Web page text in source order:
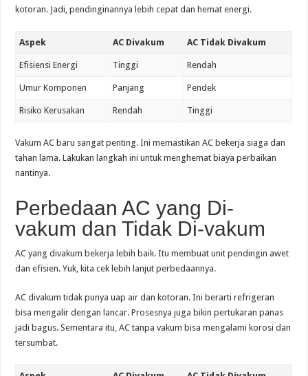
kotoran. Jadi, pendinginannya lebih cepat dan hemat energi.
Aspek AC Divakum AC Tidak Divakum
Efisiensi Energi Tinggi Rendah
Umur Komponen Panjang Pendek
Risiko Kerusakan Rendah Tinggi
Vakum AC baru sangat penting. Ini memastikan AC bekerja siaga dan
tahan lama. Lakukan langkah ini untuk menghemat biaya perbaikan
nantinya.
Perbedaan AC yang Di-
vakum dan Tidak Di-vakum
AC yang divakum bekerja lebih baik. Itu membuat unit pendingin awet
dan efisien. Yuk, kita cek lebih lanjut perbedaannya.
AC divakum tidak punya uap air dan kotoran. Ini berarti refrigeran
bisa mengalir dengan lancar. Prosesnya juga bikin pertukaran panas
jadi bagus. Sementara itu, AC tanpa vakum bisa mengalami korosi dan
tersumbat.